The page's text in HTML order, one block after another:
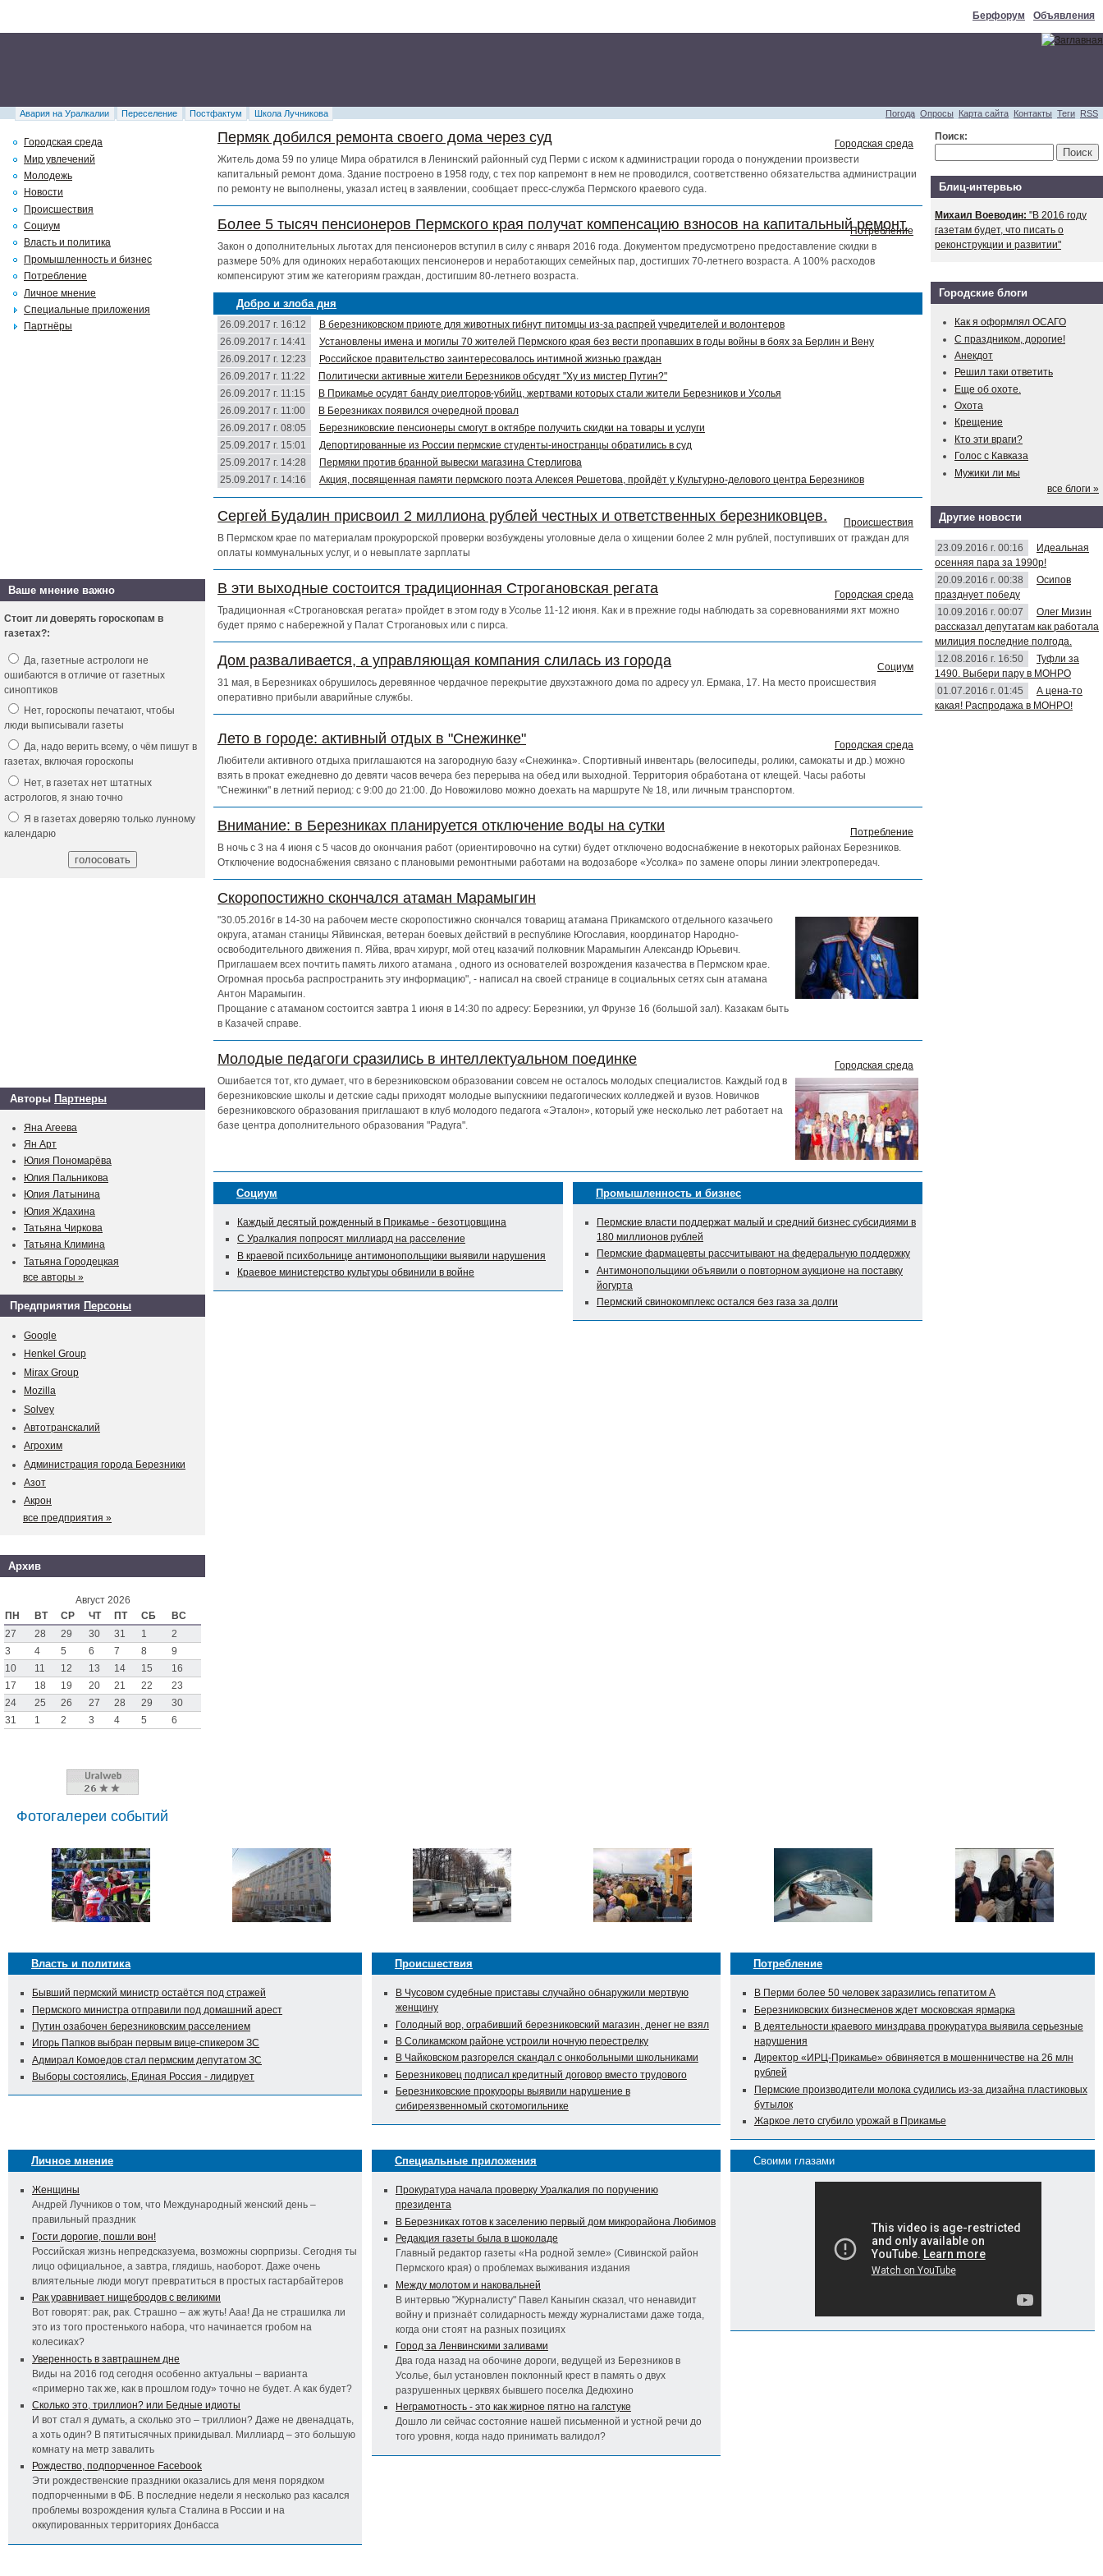
Берфорум Объявления
Погода Опросы Карта сайта Контакты Теги RSS
Авария на Уралкалии Переселение Постфактум Школа Лучникова
Пермяк добился ремонта своего дома через суд
Городская среда
Житель дома 59 по улице Мира обратился в Ленинский районный суд Перми с иском к администрации города о понуждении произвести
капитальный ремонт дома. Здание построено в 1958 году, с тех пор капремонт в нем не проводился, соответственно обязательства администрации
по ремонту не выполнены, указал истец в заявлении, сообщает пресс-служба Пермского краевого суда.
Более 5 тысяч пенсионеров Пермского края получат компенсацию взносов на капитальный ремонт.
Потребление
Закон о дополнительных льготах для пенсионеров вступил в силу с января 2016 года. Документом предусмотрено предоставление скидки в
размере 50% для одиноких неработающих пенсионеров и неработающих семейных пар, достигших 70-летнего возраста. А 100% расходов
компенсируют этим же категориям граждан, достигшим 80-летнего возраста.
Добро и злоба дня
26.09.2017 г. 16:12
В березниковском приюте для животных гибнут питомцы из-за распрей учредителей и волонтеров
26.09.2017 г. 14:41
Установлены имена и могилы 70 жителей Пермского края без вести пропавших в годы войны в боях за Берлин и Вену
26.09.2017 г. 12:23
Российское правительство заинтересовалось интимной жизнью граждан
26.09.2017 г. 11:22
Политически активные жители Березников обсудят "Ху из мистер Путин?"
26.09.2017 г. 11:15
В Прикамье осудят банду риелторов-убийц, жертвами которых стали жители Березников и Усолья
26.09.2017 г. 11:00
В Березниках появился очередной провал
26.09.2017 г. 08:05
Березниковские пенсионеры смогут в октябре получить скидки на товары и услуги
25.09.2017 г. 15:01
Депортированные из России пермские студенты-иностранцы обратились в суд
25.09.2017 г. 14:28
Пермяки против бранной вывески магазина Стерлигова
25.09.2017 г. 14:16
Акция, посвященная памяти пермского поэта Алексея Решетова, пройдёт у Культурно-делового центра Березников
Сергей Будалин присвоил 2 миллиона рублей честных и ответственных березниковцев.
Происшествия
В Пермском крае по материалам прокурорской проверки возбуждены уголовные дела о хищении более 2 млн рублей, поступивших от граждан для
оплаты коммунальных услуг, и о невыплате зарплаты
В эти выходные состоится традиционная Строгановская регата
Городская среда
Традиционная «Строгановская регата» пройдет в этом году в Усолье 11-12 июня. Как и в прежние годы наблюдать за соревнованиями яхт можно
будет прямо с набережной у Палат Строгановых или с пирса.
Дом разваливается, а управляющая компания слилась из города
Социум
31 мая, в Березниках обрушилось деревянное чердачное перекрытие двухэтажного дома по адресу ул. Ермака, 17. На место происшествия
оперативно прибыли аварийные службы.
Лето в городе: активный отдых в "Снежинке"
Городская среда
Любители активного отдыха приглашаются на загородную базу «Снежинка». Спортивный инвентарь (велосипеды, ролики, самокаты и др.) можно
взять в прокат ежедневно до девяти часов вечера без перерыва на обед или выходной. Территория обработана от клещей. Часы работы
"Снежинки" в летний период: с 9:00 до 21:00. До Новожилово можно доехать на маршруте № 18, или личным транспортом.
Внимание: в Березниках планируется отключение воды на сутки
Потребление
В ночь с 3 на 4 июня с 5 часов до окончания работ (ориентировочно на сутки) будет отключено водоснабжение в некоторых районах Березников.
Отключение водоснабжения связано с плановыми ремонтными работами на водозаборе «Усолка» по замене опоры линии электропередач.
Скоропостижно скончался атаман Марамыгин
"30.05.2016г в 14-30 на рабочем месте скоропостижно скончался товарищ атамана Прикамского отдельного казачьего
округа, атаман станицы Яйвинская, ветеран боевых действий в республике Югославия, координатор Народно-
освободительного движения п. Яйва, врач хирург, мой отец казачий полковник Марамыгин Александр Юрьевич.
Приглашаем всех почтить память лихого атамана , одного из основателей возрождения казачества в Пермском крае.
Огромная просьба распространить эту информацию", - написал на своей странице в социальных сетях сын атамана
Антон Марамыгин.
Прощание с атаманом состоится завтра 1 июня в 14:30 по адресу: Березники, ул Фрунзе 16 (большой зал). Казакам быть
в Казачей справе.
Молодые педагоги сразились в интеллектуальном поединке
Городская среда
Ошибается тот, кто думает, что в березниковском образовании совсем не осталось молодых специалистов. Каждый год в
березниковские школы и детские сады приходят молодые выпускники педагогических колледжей и вузов. Новичков
березниковского образования приглашают в клуб молодого педагога «Эталон», который уже несколько лет работает на
базе центра дополнительного образования "Радуга".
Социум
Каждый десятый рожденный в Прикамье - безотцовщина
С Уралкалия попросят миллиард на расселение
В краевой психбольнице антимонопольщики выявили нарушения
Краевое министерство культуры обвинили в войне
Промышленность и бизнес
Пермские власти поддержат малый и средний бизнес субсидиями в
180 миллионов рублей
Пермские фармацевты рассчитывают на федеральную поддержку
Антимонопольщики объявили о повторном аукционе на поставку
йогурта
Пермский свинокомплекс остался без газа за долги
Городская среда
Мир увлечений
Молодежь
Новости
Происшествия
Социум
Власть и политика
Промышленность и бизнес
Потребление
Личное мнение
Специальные приложения
Партнёры
Ваше мнение важно
Стоит ли доверять гороскопам в
газетах?:
Да, газетные астрологи не
ошибаются в отличие от газетных
синоптиков
Нет, гороскопы печатают, чтобы
люди выписывали газеты
Да, надо верить всему, о чём пишут в
газетах, включая гороскопы
Нет, в газетах нет штатных
астрологов, я знаю точно
Я в газетах доверяю только лунному
календарю
Авторы Партнеры
Яна Агеева
Ян Арт
Юлия Пономарёва
Юлия Пальникова
Юлия Латынина
Юлия Ждахина
Татьяна Чиркова
Татьяна Климина
Татьяна Городецкая
все авторы »
Предприятия Персоны
Google
Henkel Group
Mirax Group
Mozilla
Solvey
Автотранскалий
Агрохим
Администрация города Березники
Азот
Акрон
все предприятия »
Архив
Август 2026
ПН
ВТ СР ЧТ ПТ СБ
ВС
27
28 29 30 31 1
2
3
4 5 6 7 8
9
10
11 12 13 14 15
16
17
18 19 20 21 22
23
24
25 26 27 28 29
30
31
1 2 3 4 5 6
Поиск:
Блиц-интервью
Михаил Воеводин: "В 2016 году
газетам будет, что писать о
реконструкции и развитии"
Городские блоги
Как я оформлял ОСАГО
С праздником, дорогие!
Анекдот
Решил таки ответить
Еще об охоте.
Охота
Крещение
Кто эти враги?
Голос с Кавказа
Мужики ли мы
все блоги »
Другие новости
23.09.2016 г. 00:16
Идеальная
осенняя пара за 1990р!
20.09.2016 г. 00:38
Осипов
празднует победу
10.09.2016 г. 00:07
Олег Мизин
рассказал депутатам как работала
милиция последние полгода.
12.08.2016 г. 16:50
Туфли за
1490. Выбери пару в МОНРО
01.07.2016 г. 01:45
А цена-то
какая! Распродажа в МОНРО!
Фотогалереи событий
Власть и политика
Бывший пермский министр остаётся под стражей
Пермского министра отправили под домашний арест
Путин озабочен березниковским расселением
Игорь Папков выбран первым вице-спикером ЗС
Адмирал Комоедов стал пермским депутатом ЗС
Выборы состоялись, Единая Россия - лидирует
Происшествия
В Чусовом судебные приставы случайно обнаружили мертвую
женщину
Голодный вор, ограбивший березниковский магазин, денег не взял
В Соликамском районе устроили ночную перестрелку
В Чайковском разгорелся скандал с онкобольными школьниками
Березниковец подписал кредитный договор вместо трудового
Березниковские прокуроры выявили нарушение в
сибиреязвенномый скотомогильнике
Потребление
В Перми более 50 человек заразились гепатитом А
Березниковских бизнесменов ждет московская ярмарка
В деятельности краевого минздрава прокуратура выявила серьезные
нарушения
Директор «ИРЦ-Прикамье» обвиняется в мошенничестве на 26 млн
рублей
Пермские производители молока судились из-за дизайна пластиковых
бутылок
Жаркое лето сгубило урожай в Прикамье
Личное мнение
Женщины
Андрей Лучников о том, что Международный женский день –
правильный праздник
Гости дорогие, пошли вон!
Российская жизнь непредсказуема, возможны сюрпризы. Сегодня ты
лицо официальное, а завтра, глядишь, наоборот. Даже очень
влиятельные люди могут превратиться в простых гастарбайтеров
Рак уравнивает нищебродов с великими
Вот говорят: рак, рак. Страшно – аж жуть! Ааа! Да не страшилка ли
это из того простенького набора, что начинается гробом на
колесиках?
Уверенность в завтрашнем дне
Виды на 2016 год сегодня особенно актуальны – варианта
«примерно так же, как в прошлом году» точно не будет. А как будет?
Сколько это, триллион? или Бедные идиоты
И вот стал я думать, а сколько это – триллион? Даже не двенадцать,
а хоть один? В пятитысячных прикидывал. Миллиард – это большую
комнату на метр завалить
Рождество, подпорченное Facebook
Эти рождественские праздники оказались для меня порядком
подпорченными в ФБ. В последние недели я несколько раз касался
проблемы возрождения культа Сталина в России и на
оккупированных территориях Донбасса
Специальные приложения
Прокуратура начала проверку Уралкалия по поручению
президента
В Березниках готов к заселению первый дом микрорайона Любимов
Редакция газеты была в шоколаде
Главный редактор газеты «На родной земле» (Сивинской район
Пермского края) о проблемах выживания издания
Между молотом и наковальней
В интервью "Журналисту" Павел Каныгин сказал, что ненавидит
войну и признаёт солидарность между журналистами даже тогда,
когда они стоят на разных позициях
Город за Ленвинскими заливами
Два года назад на обочине дороги, ведущей из Березников в
Усолье, был установлен поклонный крест в память о двух
разрушенных церквях бывшего поселка Дедюхино
Неграмотность - это как жирное пятно на галстуке
Дошло ли сейчас состояние нашей письменной и устной речи до
того уровня, когда надо принимать валидол?
Своими глазами